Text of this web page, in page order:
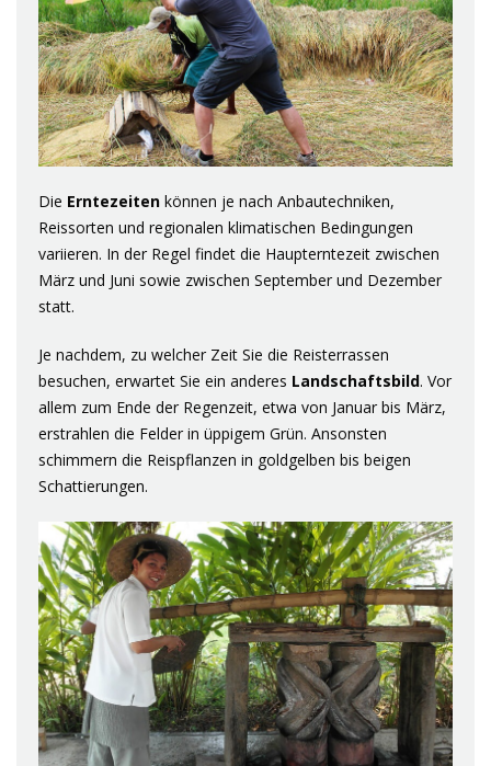
Die Erntezeiten können je nach Anbautechniken,
Reissorten und regionalen klimatischen Bedingungen
variieren. In der Regel findet die Haupterntezeit zwischen
März und Juni sowie zwischen September und Dezember
statt.
Je nachdem, zu welcher Zeit Sie die Reisterrassen
besuchen, erwartet Sie ein anderes Landschaftsbild. Vor
allem zum Ende der Regenzeit, etwa von Januar bis März,
erstrahlen die Felder in üppigem Grün. Ansonsten
schimmern die Reispflanzen in goldgelben bis beigen
Schattierungen.